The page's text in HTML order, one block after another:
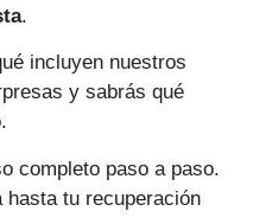
.
incluyen nuestros
y sabrás qué
completo paso a paso.
hasta tu recuperación